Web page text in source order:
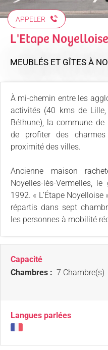
APPELER
L'Etape Noyelloise
MEUBLÉS ET GÎTES À
À mi-chemin entre les
activités (40 kms de
Béthune), la commune de
de profiter des
proximité des villes.
Ancienne maison
Noyelles-lès-Vermelles,
1992. « L’Étape
répartis dans sept
les personnes à mobilité
Capacité
Chambres : 7 Chambre(s)
Langues parlées